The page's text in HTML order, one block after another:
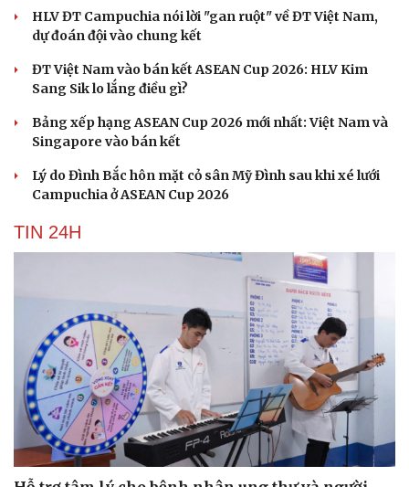
Kể chuyện cho bé
HLV ĐT Campuchia nói lời "gan ruột" về ĐT Việt Nam,
dự đoán đội vào chung kết
ĐT Việt Nam vào bán kết ASEAN Cup 2026: HLV Kim
Sang Sik lo lắng điều gì?
Bảng xếp hạng ASEAN Cup 2026 mới nhất: Việt Nam và
Singapore vào bán kết
Lý do Đình Bắc hôn mặt cỏ sân Mỹ Đình sau khi xé lưới
Campuchia ở ASEAN Cup 2026
TIN 24H